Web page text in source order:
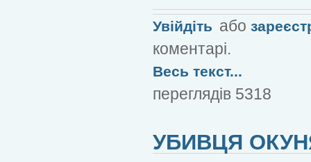
Увійдіть або
коментарі.
Весь текст...
переглядів 5318
УБИВЦЯ